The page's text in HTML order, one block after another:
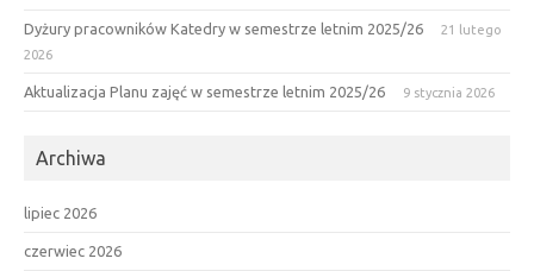
Dyżury pracowników Katedry w semestrze letnim 2025/26
21 lutego
2026
Aktualizacja Planu zajęć w semestrze letnim 2025/26 9 stycznia 2026
Archiwa
lipiec 2026
czerwiec 2026